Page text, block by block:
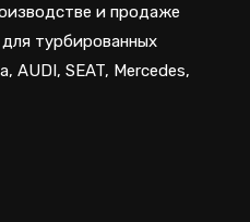
и продаже
турбированных
AUDI, SEAT, Mercedes,